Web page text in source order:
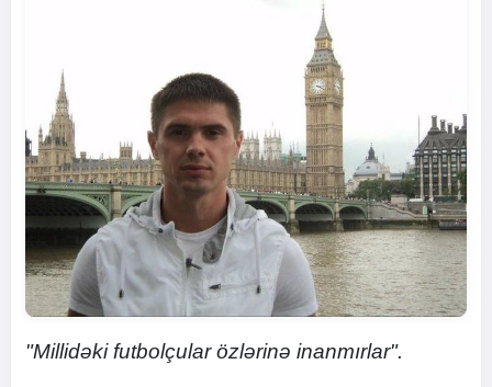
"Millidəki futbolçular özlərinə inanmırlar".